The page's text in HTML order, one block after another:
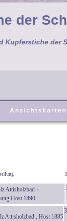
der
Kupferstiche der
Ansichtskarten
Attisholzbad +
1890
Attisholzbad , Host 1885